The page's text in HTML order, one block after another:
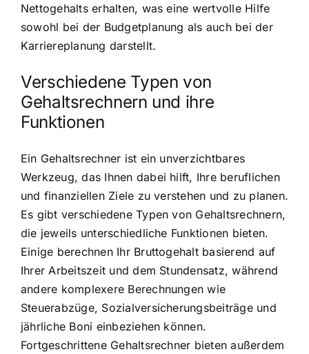
Nettogehalts erhalten, was eine wertvolle Hilfe
sowohl bei der Budgetplanung als auch bei der
Karriereplanung darstellt.
Verschiedene Typen von
Gehaltsrechnern und ihre
Funktionen
Ein Gehaltsrechner ist ein unverzichtbares
Werkzeug, das Ihnen dabei hilft, Ihre beruflichen
und finanziellen Ziele zu verstehen und zu planen.
Es gibt verschiedene Typen von Gehaltsrechnern,
die jeweils unterschiedliche Funktionen bieten.
Einige berechnen Ihr Bruttogehalt basierend auf
Ihrer Arbeitszeit und dem Stundensatz, während
andere komplexere Berechnungen wie
Steuerabzüge, Sozialversicherungsbeiträge und
jährliche Boni einbeziehen können.
Fortgeschrittene Gehaltsrechner bieten außerdem